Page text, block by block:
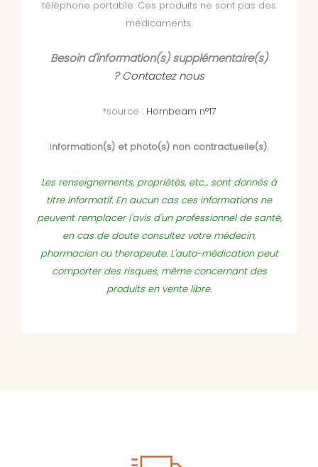
téléphone portable. Ces produits ne sont pas des
médicaments.
Besoin d'information(s) supplémentaire(s)
?Contactez nous
*source : Hornbeam n°17
Information(s) et photo(s) non contractuelle(s).
Les renseignements, propriétés, etc... sont donnés à
titre informatif. En aucun cas ces informations ne
peuvent remplacer l'avis d'un professionnel de santé,
en cas de doute consultez votre médecin,
pharmacien ou therapeute. L'auto-médication peut
comporter des risques, même concernant des
produits en vente libre.